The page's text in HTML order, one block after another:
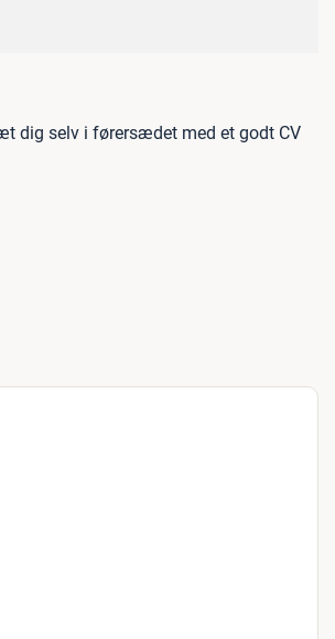
dig selv i førersædet med et godt CV